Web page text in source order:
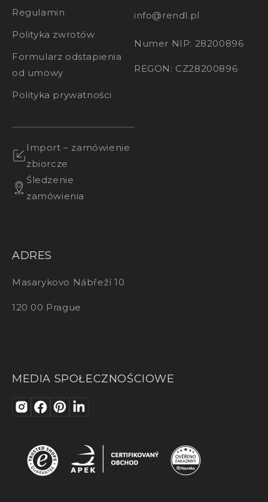
Regulamin
Polityka zwrotów
Formularz odstapienia
od umowy
Polityka prywatności
Import – zamówienie
zbiorcze
Śledzenie
zamówienia
info@rendl.pl
Numer NIP: 28200896
REGON: CZ28200896
ADRES
Masarykovo Nábřeží 10
120 00 Prague
MEDIA SPOŁECZNOŚCIOWE